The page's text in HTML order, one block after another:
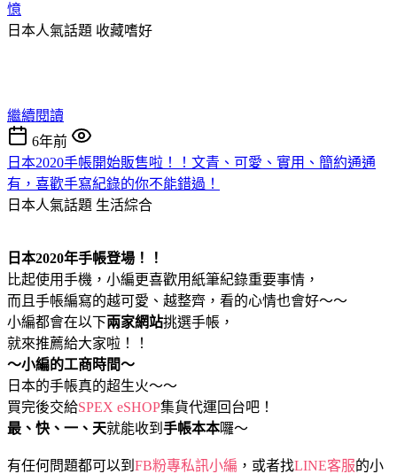
憶
日本人氣話題 收藏嗜好
繼續閱讀
6年前
日本2020手帳開始販售啦！！文青、可愛、實用、簡約通通
有，喜歡手寫紀錄的你不能錯過！
日本人氣話題 生活綜合
日本2020年手帳登場！！
比起使用手機，小編更喜歡用紙筆紀錄重要事情，
而且手帳編寫的越可愛、越整齊，看的心情也會好～～
小編都會在以下兩家網站挑選手帳，
就來推薦給大家啦！！
～小編的工商時間～
日本的手帳真的超生火～～
買完後交給SPEX eSHOP集貨代運回台吧！
最、快、一、天就能收到 手帳本本囉～
有任何問題都可以到 FB粉專私訊小編 ，或者找LINE客服的小